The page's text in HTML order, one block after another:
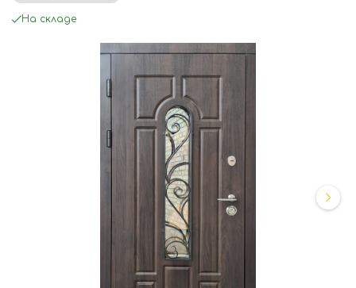
На складе